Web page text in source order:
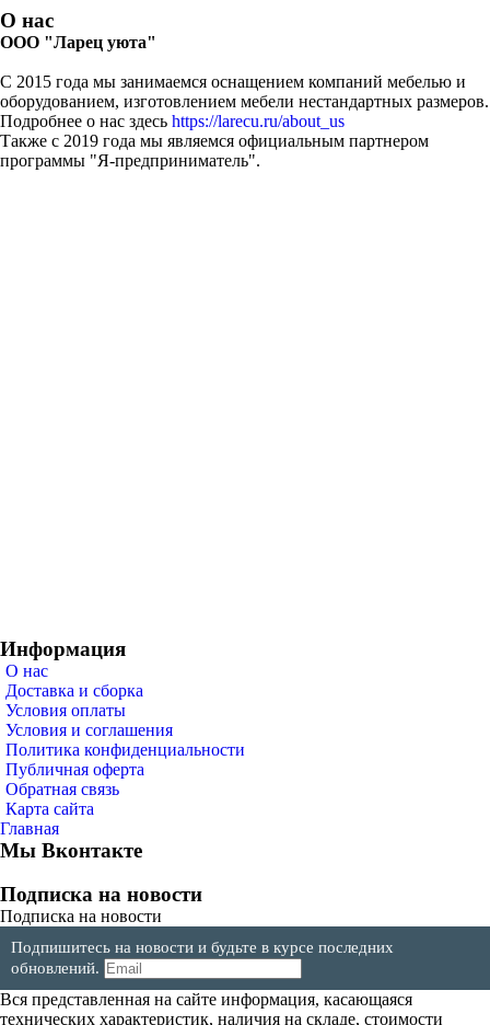
О нас
ООО "Ларец уюта"
С 2015 года мы занимаемся оснащением компаний мебелью и
оборудованием, изготовлением мебели нестандартных размеров.
Подробнее о нас здесь https://larecu.ru/about_us
Также с 2019 года мы являемся официальным партнером
программы "Я-предприниматель".
Информация
О нас
Доставка и сборка
Условия оплаты
Условия и соглашения
Политика конфиденциальности
Публичная оферта
Обратная связь
Карта сайта
Главная
Мы Вконтакте
Подписка на новости
Подписка на новости
Подпишитесь на новости и будьте в курсе последних
обновлений.
Вся представленная на сайте информация, касающаяся
технических характеристик, наличия на складе, стоимости